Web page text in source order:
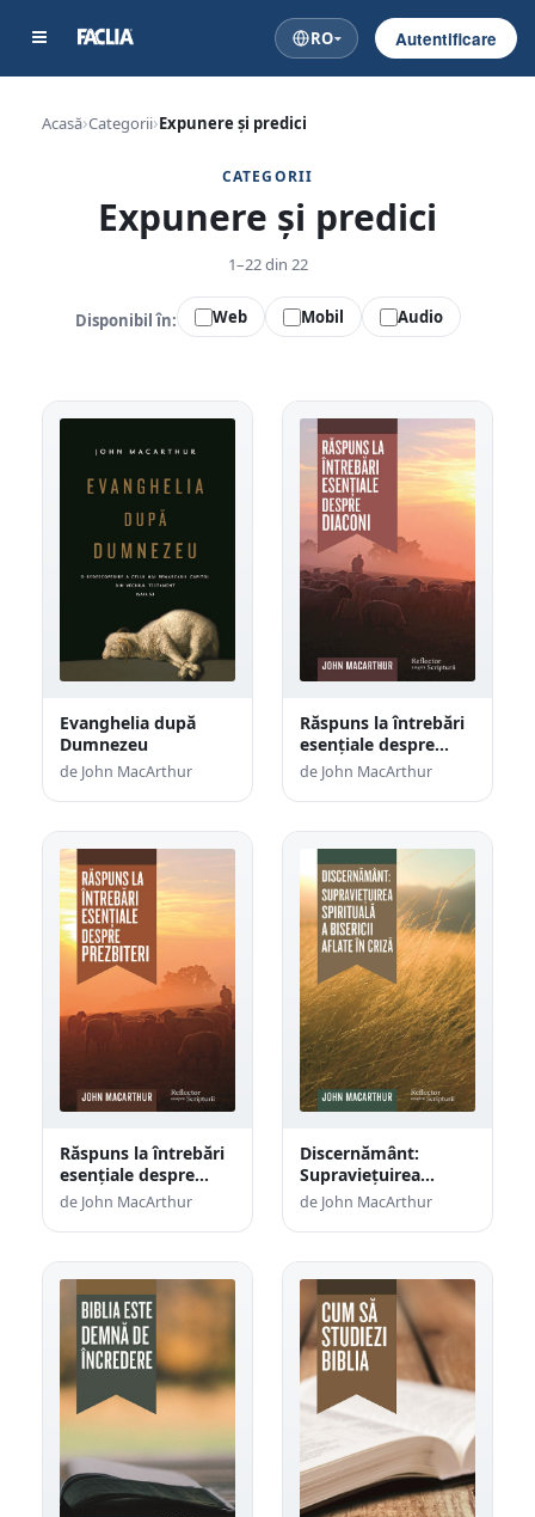
RO Autentificare
Acasă Categorii Expunere și predici
CATEGORII
Expunere și predici
1–22 din 22
Disponibil în: Web Mobil Audio
Evanghelia după
Dumnezeu
de John MacArthur
Răspuns la întrebări
esențiale despre
diaconi
de John MacArthur
Răspuns la întrebări
esențiale despre
prezbiteri
de John MacArthur
Discernământ:
Supraviețuirea
spirituală a Bisericii
aflate în criză
de John MacArthur